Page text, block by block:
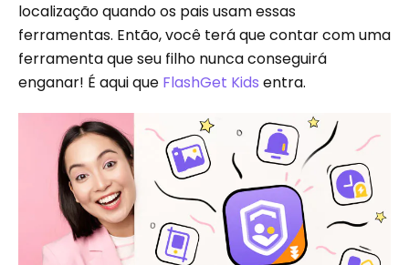
localização quando os pais usam essas
ferramentas. Então, você terá que contar com uma
ferramenta que seu filho nunca conseguirá
enganar! É aqui que FlashGet Kids entra.